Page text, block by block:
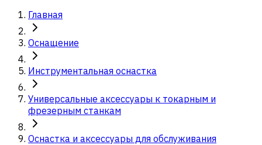
Главная
Оснащение
Инструментальная оснастка
Универсальные аксессуары к токарным и
фрезерным станкам
Оснастка и аксессуары для обслуживания